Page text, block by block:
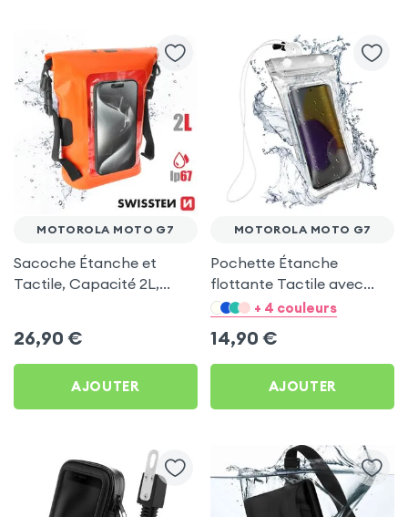
MOTOROLA MOTO G7
Sacoche Étanche et
Tactile, Capacité 2L,
26,90 €
AJOUTER
MOTOROLA MOTO G7
Pochette Étanche
flottante Tactile avec
Dragonne - Transparent
+ 4 couleurs
14,90 €
AJOUTER